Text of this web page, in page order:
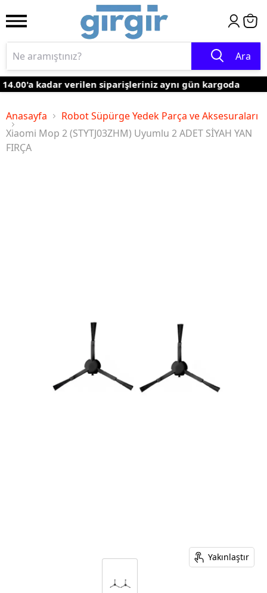
Ara
kadar verilen siparişleriniz aynı gün kargoda
Anasayfa
Robot Süpürge Yedek Parça ve Aksesuraları
Xiaomi Mop 2 (STYTJ03ZHM) Uyumlu 2 ADET SİYAH YAN
FIRÇA
Yakınlaştır